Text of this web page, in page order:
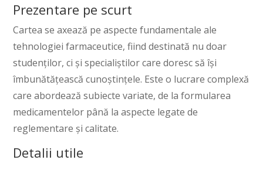
Prezentare pe scurt
Cartea se axează pe aspecte fundamentale ale
tehnologiei farmaceutice, fiind destinată nu doar
studenților, ci și specialiștilor care doresc să își
îmbunătățească cunoștințele. Este o lucrare complexă
care abordează subiecte variate, de la formularea
medicamentelor până la aspecte legate de
reglementare și calitate.
Detalii utile